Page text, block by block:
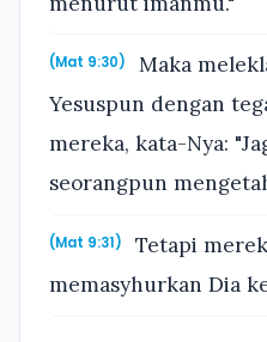
(Mat 9:30)
Maka
Yesuspun dengan
mereka, kata-Nya:
seorangpun
(Mat 9:31)
Tetapi
memasyhurkan Dia